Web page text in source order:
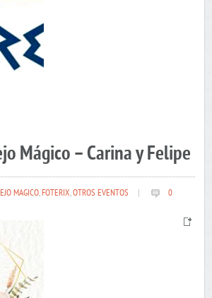
Mágico – Carina y Felipe
MAGICO,FOTERIX,OTROS EVENTOS 0